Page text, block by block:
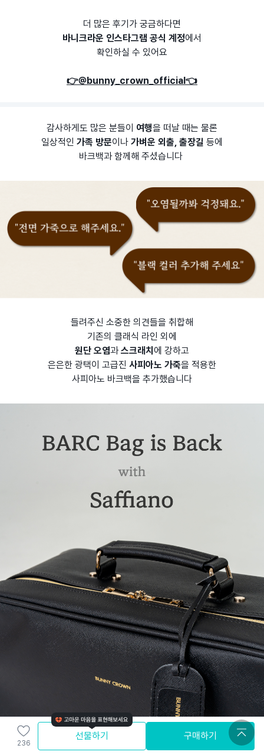
더 많은 후기가 궁금하다면
바니크라운 인스타그램 공식 계정에서
확인하실 수 있어요
👉@bunny_crown_official👈
감사하게도 많은 분들이 여행을 떠날 때는 물론
일상적인 가족 방문이나 가벼운 외출, 출장길 등에
바크백과 함께해 주셨습니다
들려주신 소중한 의견들을 취합해
기존의 클래식 라인 외에
원단 오염과스크래치 에 강하고
은은한 광택이 고급진 사피아노 가죽을 적용한
사피아노 바크백을 추가했습니다
236
선물하기 구매하기